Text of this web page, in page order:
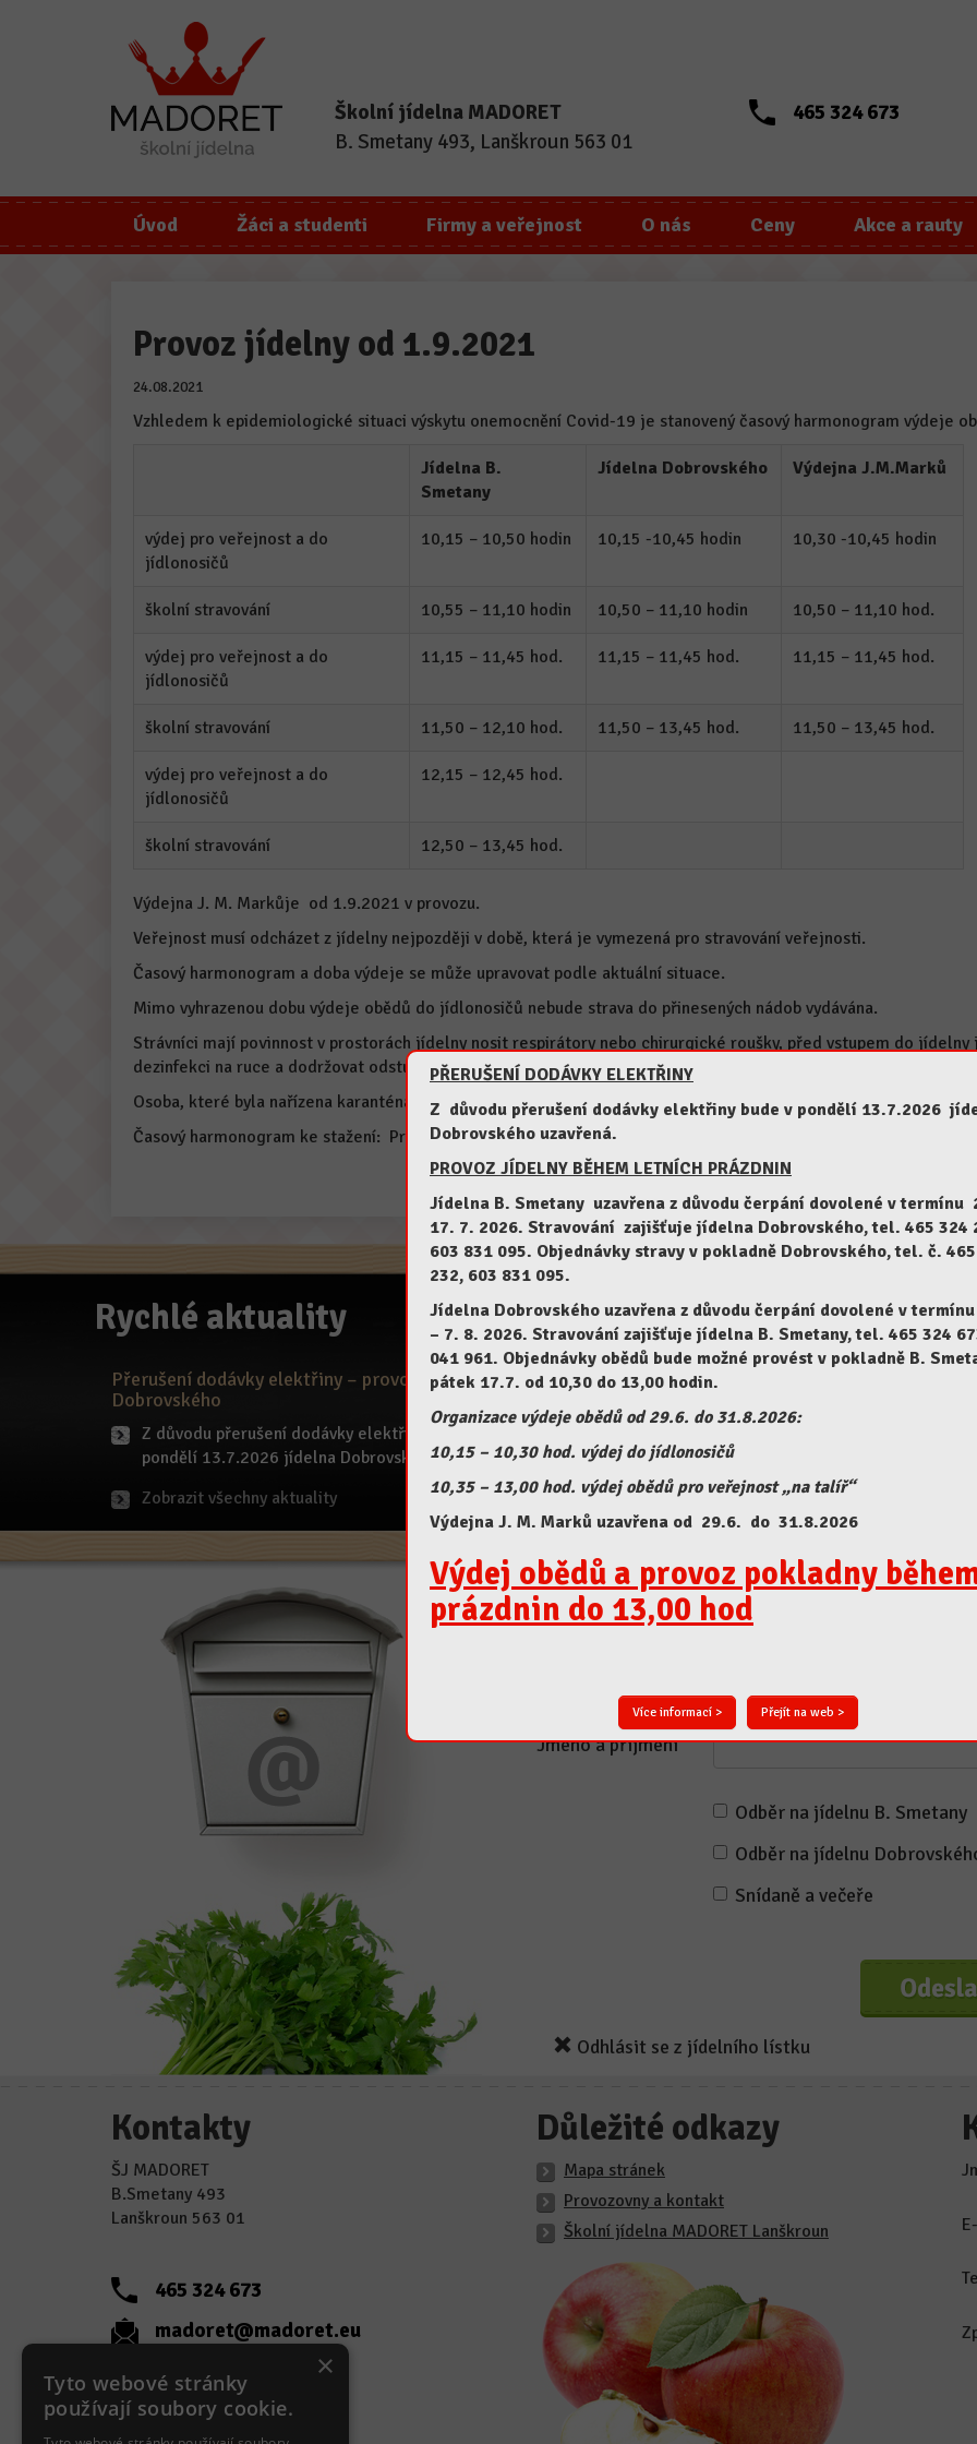
PŘERUŠENÍ DODÁVKY ELEKTŘINY
Z důvodu přerušení dodávky elektřiny bude v pondělí 13.7.2026
Dobrovského uzavřená.
PROVOZ JÍDELNY BĚHEM LETNÍCH PRÁZDNIN
Jídelna B. Smetany uzavřena z důvodu čerpání dovolené v termínu
17. 7. 2026. Stravování zajišťuje jídelna Dobrovského, tel. 465 324
603 831 095. Objednávky stravy v pokladně Dobrovského, tel. č.
232, 603 831 095.
Jídelna Dobrovského uzavřena z důvodu čerpání dovolené v
– 7. 8. 2026. Stravování zajišťuje jídelna B. Smetany, tel. 465 324
041 961. Objednávky obědů bude možné provést v pokladně B.
pátek 17.7. od 10,30 do 13,00 hodin.
Organizace výdeje obědů od 29.6. do 31.8.2026:
10,15 – 10,30 hod. výdej do jídlonosičů
10,35 – 13,00 hod. výdej obědů pro veřejnost „na talíř“
Výdejna J. M. Marků uzavřena od 29.6. do 31.8.2026
Výdej obědů a provoz pokladny
prázdnin do 13,00 hod
Více informací > Přejít na web >
Školní jídelna MADORET
B. Smetany 493, Lanškroun 563 01
465 324 673
Úvod Žáci a studenti Firmy a veřejnost O nás Ceny Akce a rauty
Provoz jídelny od 1.9.2021
24.08.2021
Vzhledem k epidemiologické situaci výskytu onemocnění Covid-19 je stanovený časový harmonogram výdeje
Jídelna B.
Smetany
Jídelna Dobrovského Výdejna J.M.Marků
výdej pro veřejnost a do
jídlonosičů
10,15 – 10,50 hodin 10,15 -10,45 hodin 10,30 -10,45 hodin
školní stravování 10,55 – 11,10 hodin 10,50 – 11,10 hodin 10,50 – 11,10 hod.
výdej pro veřejnost a do
jídlonosičů
11,15 – 11,45 hod. 11,15 – 11,45 hod. 11,15 – 11,45 hod.
školní stravování 11,50 – 12,10 hod. 11,50 – 13,45 hod. 11,50 – 13,45 hod.
výdej pro veřejnost a do
jídlonosičů
12,15 – 12,45 hod.
školní stravování 12,50 – 13,45 hod.
Výdejna J. M. Markůje od 1.9.2021 v provozu.
Veřejnost musí odcházet z jídelny nejpozději v době, která je vymezená pro stravování veřejnosti.
Časový harmonogram a doba výdeje se může upravovat podle aktuální situace.
Mimo vyhrazenou dobu výdeje obědů do jídlonosičů nebude strava do přinesených nádob vydávána.
Strávníci mají povinnost v prostorách jídelny nosit respirátory nebo chirurgické roušky, před vstupem do
dezinfekci na ruce a dodržovat odstupy 2 metry.
Osoba, které byla nařízena karanténa nebo byla umístěna do izolace, nemůže jít osobně jídlo vyzvednout.
Časový harmonogram ke stažení: Provoz jídelny
Rychlé aktuality
Přerušení dodávky elektřiny – provoz
Dobrovského
Z důvodu přerušení dodávky elektřiny bude v
pondělí 13.7.2026 jídelna Dobrovského […]
Provoz jídelny během letních prázdnin
Jídelna B. Smetany uzavřena z důvodu čerpání
Zobrazit všechny aktuality
Jídelníček e-mailem
Jméno a příjmení
Odběr na jídelnu B. Smetany
Odběr na jídelnu
Snídaně a večeře
Odhlásit se z jídelního lístku
Kontakty
ŠJ MADORET
B.Smetany 493
Lanškroun 563 01
465 324 673
madoret@madoret.eu
Důležité odkazy
Mapa stránek
Provozovny a kontakt
Školní jídelna MADORET Lanškroun
×
Tyto webové stránky
používají soubory cookie.